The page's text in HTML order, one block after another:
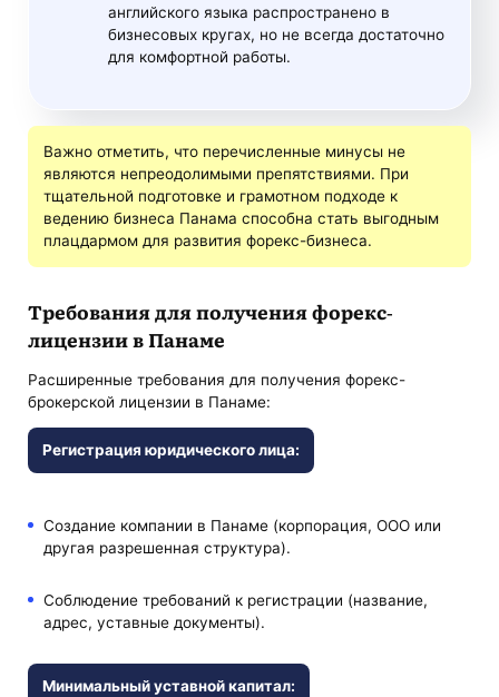
английского языка распространено в
бизнесовых кругах, но не всегда достаточно
для комфортной работы.
Важно отметить, что перечисленные минусы не
являются непреодолимыми препятствиями. При
тщательной подготовке и грамотном подходе к
ведению бизнеса Панама способна стать выгодным
плацдармом для развития форекс-бизнеса.
Требования для получения форекс-
лицензии в Панаме
Расширенные требования для получения форекс-
брокерской лицензии в Панаме:
Регистрация юридического лица:
Создание компании в Панаме (корпорация, ООО или
другая разрешенная структура).
Соблюдение требований к регистрации (название,
адрес, уставные документы).
Минимальный уставной капитал: